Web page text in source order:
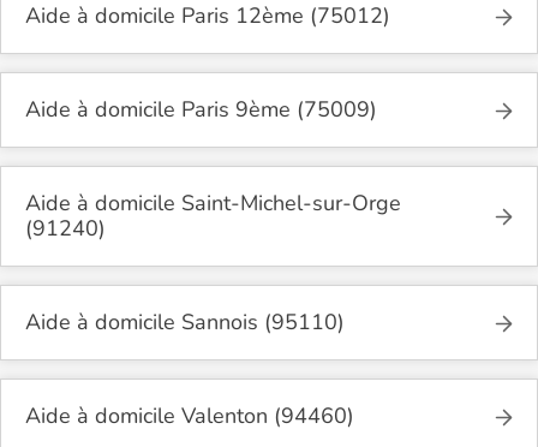
Aide à domicile Paris 12ème (75012)
Aide à domicile Paris 9ème (75009)
Aide à domicile Saint-Michel-sur-Orge
(91240)
Aide à domicile Sannois (95110)
Aide à domicile Valenton (94460)